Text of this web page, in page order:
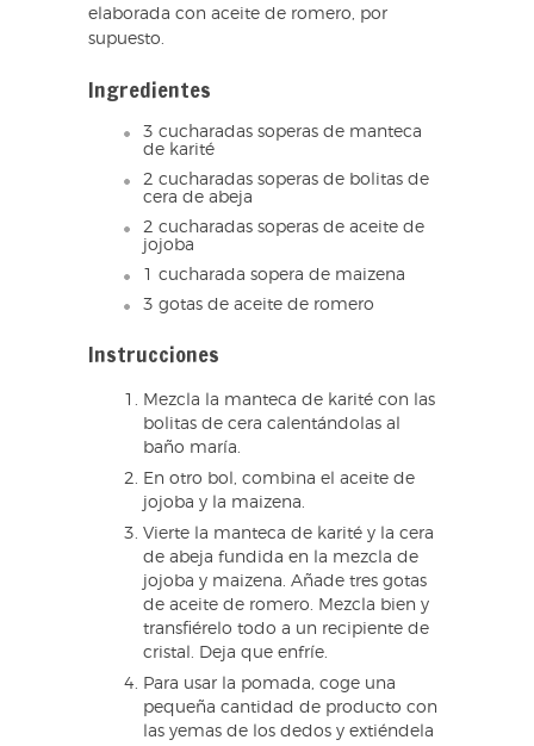
elaborada con aceite de romero, por
supuesto.
Ingredientes
3 cucharadas soperas de manteca
de karité
2 cucharadas soperas de bolitas de
cera de abeja
2 cucharadas soperas de aceite de
jojoba
1 cucharada sopera de maizena
3 gotas de aceite de romero
Instrucciones
Mezcla la manteca de karité con las
bolitas de cera calentándolas al
baño maría.
En otro bol, combina el aceite de
jojoba y la maizena.
Vierte la manteca de karité y la cera
de abeja fundida en la mezcla de
jojoba y maizena. Añade tres gotas
de aceite de romero. Mezcla bien y
transfiérelo todo a un recipiente de
cristal. Deja que enfríe.
Para usar la pomada, coge una
pequeña cantidad de producto con
las yemas de los dedos y extiéndela